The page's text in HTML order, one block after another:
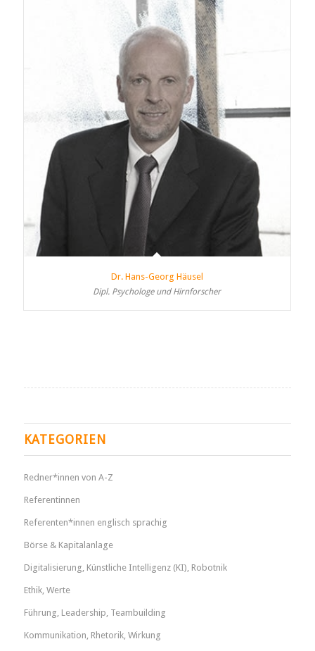
Dr. Hans-Georg Häusel
Dipl. Psychologe und Hirnforscher
KATEGORIEN
Redner*innen von A-Z
Referentinnen
Referenten*innen englisch sprachig
Börse & Kapitalanlage
Digitalisierung, Künstliche Intelligenz (KI), Robotnik
Ethik, Werte
Führung, Leadership, Teambuilding
Kommunikation, Rhetorik, Wirkung